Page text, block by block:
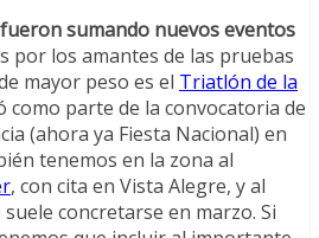
sumando nuevos eventos
por los amantes de las pruebas
mayor peso es el Triatlón de la
como parte de la convocatoria de
(ahora ya Fiesta Nacional) en
tenemos en la zona al
, con cita en Vista Alegre, y al
concretarse en marzo. Si